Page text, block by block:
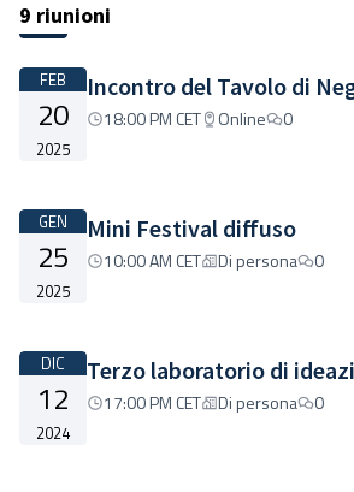
9 riunioni
FEB
20
2025
Incontro del Tavolo di
18:00 PM CET Online 0
GEN
25
2025
Mini Festival diffuso
10:00 AM CET Di persona 0
DIC
12
2024
Terzo laboratorio di
17:00 PM CET Di persona 0